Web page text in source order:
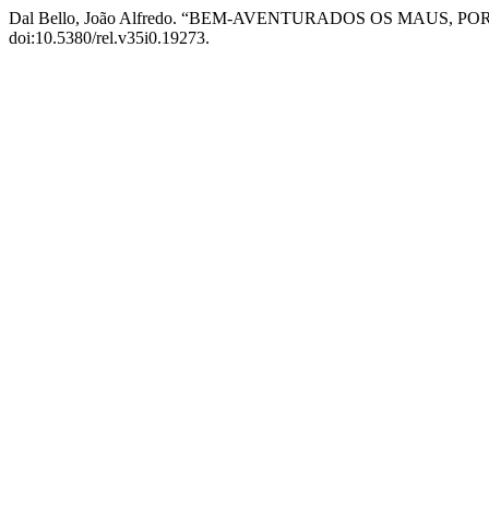
Dal Bello, João Alfredo. “BEM-AVENTURADOS OS MAUS,
doi:10.5380/rel.v35i0.19273.